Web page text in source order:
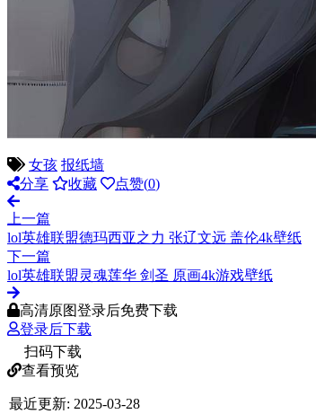
女孩 报纸墙
分享
收藏 点赞(0)
上一篇
lol英雄联盟德玛西亚之力 张辽文远 盖伦4k壁纸
下一篇
lol英雄联盟灵魂莲华 剑圣 原画4k游戏壁纸
高清原图登录后免费下载
登录后下载
扫码下载
查看预览
最近更新: 2025-03-28